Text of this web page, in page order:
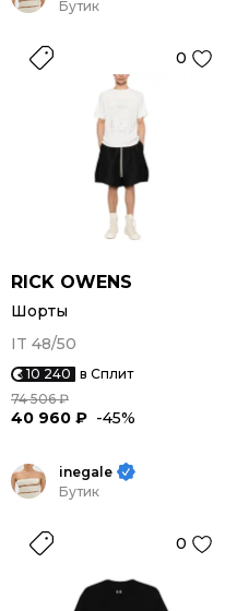
Бутик
0
RICK OWENS
Шорты
IT 48/50
10 240 в Сплит
74 506 ₽
40 960 ₽ -45%
inegale
Бутик
0